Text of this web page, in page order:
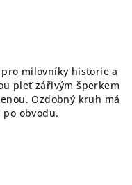
milovníky historie a
pleť zářivým šperkem
Ozdobný kruh má
obvodu.